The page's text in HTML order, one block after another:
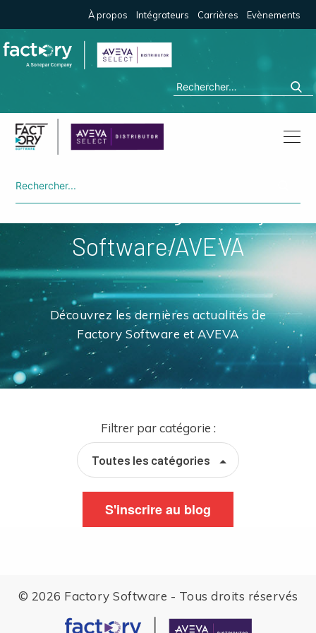
À propos Intégrateurs Carrières Evènements
Old - FR Blog Factory
Software/AVEVA
Découvrez les dernières actualités de
Factory Software et AVEVA
Filtrer par catégorie :
Toutes les catégories
S'inscrire au blog
© 2026 Factory Software - Tous droits réservés